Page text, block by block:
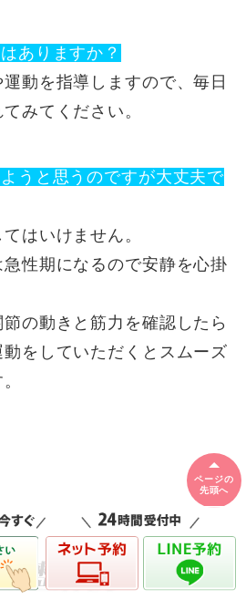
ありますか？
動を指導しますので、毎日
みてください。
うと思うのですが大丈夫で
はいけません。
性期になるので安静を心掛
の動きと筋力を確認したら
をしていただくとスムーズ
ページの
先頭へ